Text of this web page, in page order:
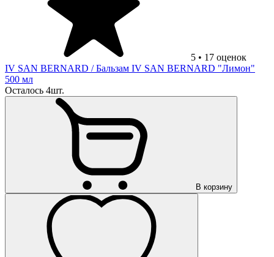
5 • 17 оценок
IV SAN BERNARD / Бальзам IV SAN BERNARD "Лимон"
500 мл
Осталось 4шт.
В корзину